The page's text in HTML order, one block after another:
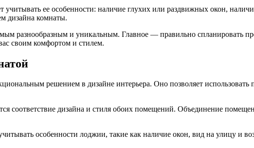
ее особенности: наличие глухих или раздвижных окон,
дизайна комнаты.
разнообразным и уникальным. Главное — правильно спланировать
своим комфортом и стилем.
решением в дизайне интерьера. Оно позволяет использовать
соответствие дизайна и стиля обоих помещений. Объединение
особенности лоджии, такие как наличие окон, вид на улицу и